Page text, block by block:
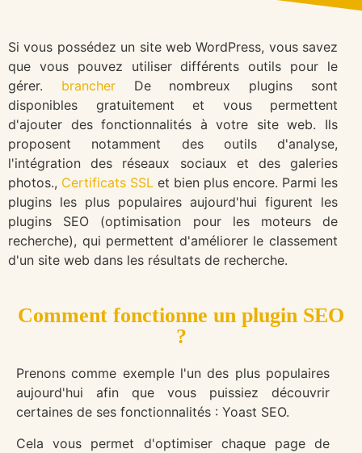
Si vous possédez un site web WordPress, vous savez
que vous pouvez utiliser différents outils pour le
gérer. brancherDe nombreux plugins sont
disponibles gratuitement et vous permettent
d'ajouter des fonctionnalités à votre site web. Ils
proposent notamment des outils d'analyse,
l'intégration des réseaux sociaux et des galeries
photos., Certificats SSL et bien plus encore. Parmi les
plugins les plus populaires aujourd'hui figurent les
plugins SEO (optimisation pour les moteurs de
recherche), qui permettent d'améliorer le classement
d'un site web dans les résultats de recherche.
Comment fonctionne un plugin SEO
?
Prenons comme exemple l'un des plus populaires
aujourd'hui afin que vous puissiez découvrir
certaines de ses fonctionnalités : Yoast SEO.
Cela vous permet d'optimiser chaque page de